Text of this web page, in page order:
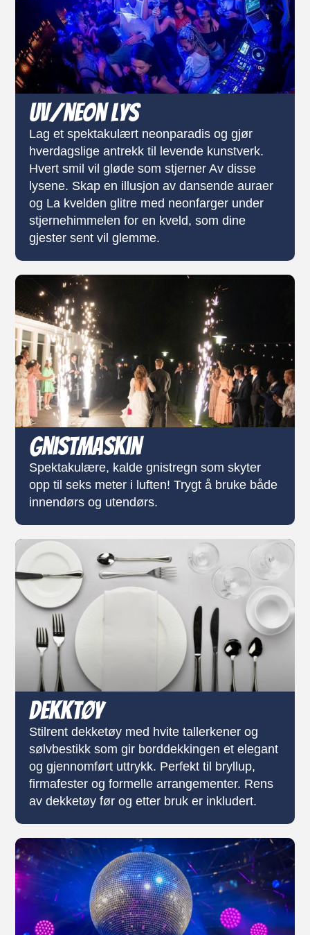
UV/neon lys
Lag et spektakulært neonparadis og gjør
hverdagslige antrekk til levende kunstverk.
Hvert smil vil gløde som stjerner Av disse
lysene. Skap en illusjon av dansende auraer
og La kvelden glitre med neonfarger under
stjernehimmelen for en kveld, som dine
gjester sent vil glemme.
Gnistmaskin
Spektakulære, kalde gnistregn som skyter
opp til seks meter i luften! Trygt å bruke både
innendørs og utendørs.
Dekktøy
Stilrent dekketøy med hvite tallerkener og
sølvbestikk som gir borddekkingen et elegant
og gjennomført uttrykk. Perfekt til bryllup,
firmafester og formelle arrangementer. Rens
av dekketøy før og etter bruk er inkludert.